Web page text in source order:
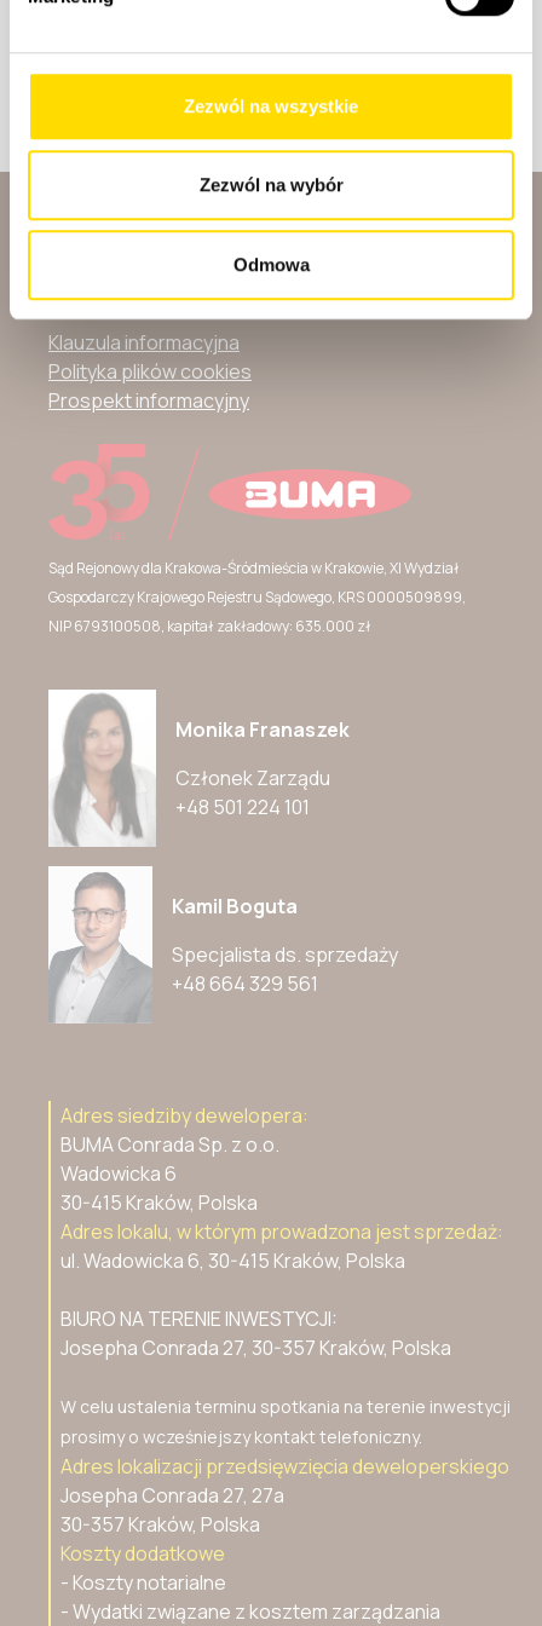
Zezwól na wszystkie
Zezwól na wybór
Odmowa
* proszę zaznaczyć w przypadku podania adresu e-mail
** proszę zaznaczyć przynajmniej jedną zgodę w
przypadku podania numeru telefonu
Klauzula informacyjna
Polityka plików cookies
Prospekt informacyjny
Sąd Rejonowy dla Krakowa-Śródmieścia w Krakowie, XI Wydział
Gospodarczy Krajowego Rejestru Sądowego, KRS 0000509899,
NIP 6793100508, kapitał zakładowy: 635.000 zł
Monika Franaszek
Członek Zarządu
+48 501 224 101
Kamil Boguta
Specjalista ds. sprzedaży
+48 664 329 561
Adres siedziby dewelopera:
BUMA Conrada Sp. z o.o.
Wadowicka 6
30-415 Kraków, Polska
Adres lokalu, w którym prowadzona jest sprzedaż:
ul. Wadowicka 6, 30-415 Kraków, Polska
BIURO NA TERENIE INWESTYCJI:
Josepha Conrada 27, 30-357 Kraków, Polska
W celu ustalenia terminu spotkania na terenie inwestycji
prosimy o wcześniejszy kontakt telefoniczny.
Adres lokalizacji przedsięwzięcia deweloperskiego
Josepha Conrada 27, 27a
30-357 Kraków, Polska
Koszty dodatkowe
- Koszty notarialne
- Wydatki związane z kosztem zarządzania